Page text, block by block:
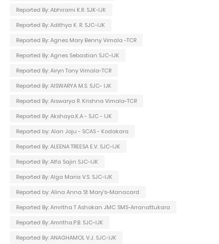
Reported By: Abhirami K.R. SJK-IJK
Reported By: Adithya K. R. SJC-IJK
Reported By: Agnes Mary Benny Vimala -TCR
Reported By: Agnes Sebastian SJC-IJK
Reported By: Airyn Tony Vimala-TCR
Reported By: AISWARYA M.S. SJC- IJK
Reported By: Aiswarya R. Krishna Vimala-TCR
Reported By: Akshaya.K.A - SJC - IJK
Reported by: Alan Joju - SCAS - Kodakara
Reported By: ALEENA TREESA E.V. SJC-IJK
Reported By: Alfa Sajin SJC-IJK
Reported By: Alga Maria V.S. SJC-IJK
Reported by: Alina Anna St Mary's-Manacard
Reported By: Amritha T Ashokan JMC SMS-Arranattukara
Reported By: Amritha.P.B. SJC-IJK
Reported By: ANAGHAMOL V.J. SJC-IJK